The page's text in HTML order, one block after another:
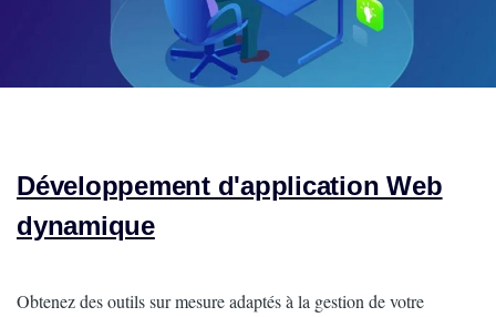
Développement d'application Web
dynamique
Intro
Obtenez des outils sur mesure adaptés à la gestion de votre